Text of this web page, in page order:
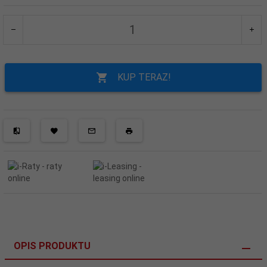
KUP TERAZ!
OPIS PRODUKTU